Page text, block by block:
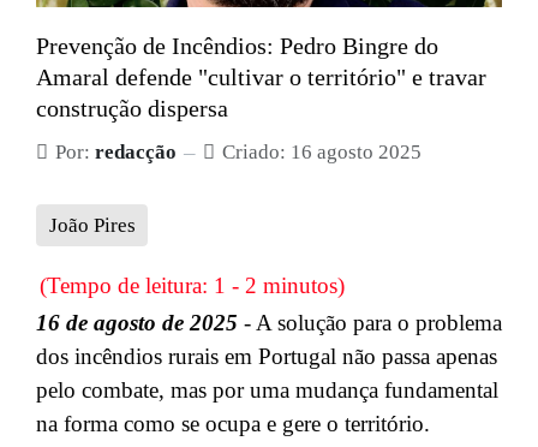
Prevenção de Incêndios: Pedro Bingre do
Amaral defende "cultivar o território" e travar
construção dispersa
Por: redacção Criado: 16 agosto 2025
João Pires
(Tempo de leitura: 1 - 2 minutos)
16 de agosto de 2025 - A solução para o problema
dos incêndios rurais em Portugal não passa apenas
pelo combate, mas por uma mudança fundamental
na forma como se ocupa e gere o território.